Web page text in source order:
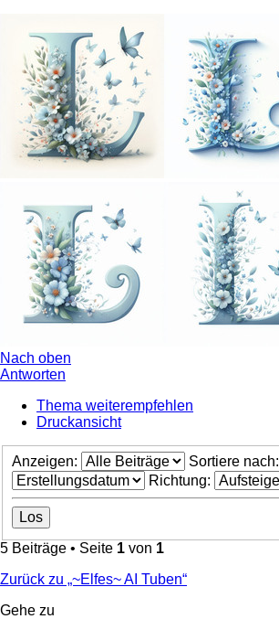
Nach oben
Antworten
Thema weiterempfehlen
Druckansicht
Anzeigen:
Sortiere nach:
Richtung:
5 Beiträge • Seite 1 von 1
Zurück zu „~Elfes~ AI Tuben“
Gehe zu